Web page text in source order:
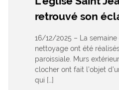
retrouvé son
16/12/2025 – La
nettoyage ont été
paroissiale. Murs
clocher ont fait l’objet
qui […]